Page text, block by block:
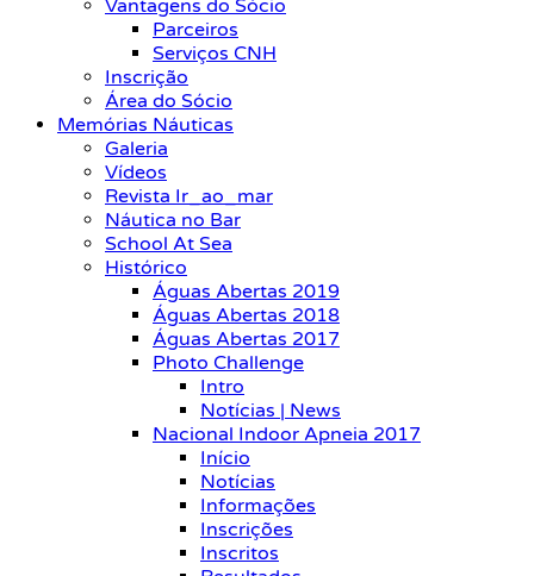
Vantagens do Sócio
Parceiros
Serviços CNH
Inscrição
Área do Sócio
Memórias Náuticas
Galeria
Vídeos
Revista Ir_ao_mar
Náutica no Bar
School At Sea
Histórico
Águas Abertas 2019
Águas Abertas 2018
Águas Abertas 2017
Photo Challenge
Intro
Notícias | News
Nacional Indoor Apneia 2017
Início
Notícias
Informações
Inscrições
Inscritos